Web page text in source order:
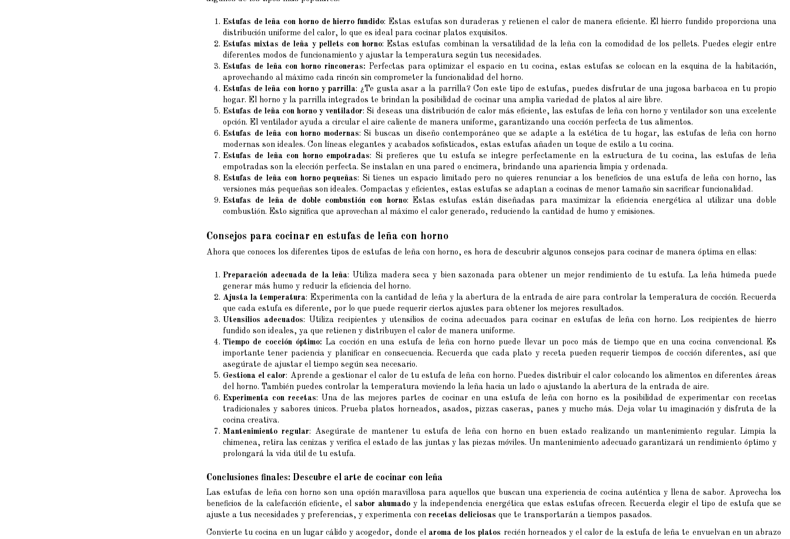
Estufas de leña con horno de hierro fundido: Estas estufas son duraderas y retienen el calor de manera eficiente. El hierro fundido proporciona una
distribución uniforme del calor, lo que es ideal para cocinar platos exquisitos.
Estufas mixtas de leña y pellets con horno: Estas estufas combinan la versatilidad de la leña con la comodidad de los pellets. Puedes elegir entre
diferentes modos de funcionamiento y ajustar la temperatura según tus necesidades.
Estufas de leña con horno rinconeras: Perfectas para optimizar el espacio en tu cocina, estas estufas se colocan en la esquina de la habitación,
aprovechando al máximo cada rincón sin comprometer la funcionalidad del horno.
Estufas de leña con horno y parrilla: ¿Te gusta asar a la parrilla? Con este tipo de estufas, puedes disfrutar de una jugosa barbacoa en tu propio
hogar. El horno y la parrilla integrados te brindan la posibilidad de cocinar una amplia variedad de platos al aire libre.
Estufas de leña con horno y ventilador: Si deseas una distribución de calor más eficiente, las estufas de leña con horno y ventilador son una excelente
opción. El ventilador ayuda a circular el aire caliente de manera uniforme, garantizando una cocción perfecta de tus alimentos.
Estufas de leña con horno modernas: Si buscas un diseño contemporáneo que se adapte a la estética de tu hogar, las estufas de leña con horno
modernas son ideales. Con líneas elegantes y acabados sofisticados, estas estufas añaden un toque de estilo a tu cocina.
Estufas de leña con horno empotradas: Si prefieres que tu estufa se integre perfectamente en la estructura de tu cocina, las estufas de leña
empotradas son la elección perfecta. Se instalan en una pared o encimera, brindando una apariencia limpia y ordenada.
Estufas de leña con horno pequeñas: Si tienes un espacio limitado pero no quieres renunciar a los beneficios de una estufa de leña con horno, las
versiones más pequeñas son ideales. Compactas y eficientes, estas estufas se adaptan a cocinas de menor tamaño sin sacrificar funcionalidad.
Estufas de leña de doble combustión con horno: Estas estufas están diseñadas para maximizar la eficiencia energética al utilizar una doble
combustión. Esto significa que aprovechan al máximo el calor generado, reduciendo la cantidad de humo y emisiones.
Consejos para cocinar en estufas de leña con horno
Ahora que conoces los diferentes tipos de estufas de leña con horno, es hora de descubrir algunos consejos para cocinar de manera óptima en ellas:
Preparación adecuada de la leña: Utiliza madera seca y bien sazonada para obtener un mejor rendimiento de tu estufa. La leña húmeda puede
generar más humo y reducir la eficiencia del horno.
Ajusta la temperatura: Experimenta con la cantidad de leña y la abertura de la entrada de aire para controlar la temperatura de cocción. Recuerda
que cada estufa es diferente, por lo que puede requerir ciertos ajustes para obtener los mejores resultados.
Utensilios adecuados: Utiliza recipientes y utensilios de cocina adecuados para cocinar en estufas de leña con horno. Los recipientes de hierro
fundido son ideales, ya que retienen y distribuyen el calor de manera uniforme.
Tiempo de cocción óptimo: La cocción en una estufa de leña con horno puede llevar un poco más de tiempo que en una cocina convencional. Es
importante tener paciencia y planificar en consecuencia. Recuerda que cada plato y receta pueden requerir tiempos de cocción diferentes, así que
asegúrate de ajustar el tiempo según sea necesario.
Gestiona el calor: Aprende a gestionar el calor de tu estufa de leña con horno. Puedes distribuir el calor colocando los alimentos en diferentes áreas
del horno. También puedes controlar la temperatura moviendo la leña hacia un lado o ajustando la abertura de la entrada de aire.
Experimenta con recetas: Una de las mejores partes de cocinar en una estufa de leña con horno es la posibilidad de experimentar con recetas
tradicionales y sabores únicos. Prueba platos horneados, asados, pizzas caseras, panes y mucho más. Deja volar tu imaginación y disfruta de la
cocina creativa.
Mantenimiento regular: Asegúrate de mantener tu estufa de leña con horno en buen estado realizando un mantenimiento regular. Limpia la
chimenea, retira las cenizas y verifica el estado de las juntas y las piezas móviles. Un mantenimiento adecuado garantizará un rendimiento óptimo y
prolongará la vida útil de tu estufa.
Conclusiones finales: Descubre el arte de cocinar con leña
Las estufas de leña con horno son una opción maravillosa para aquellos que buscan una experiencia de cocina auténtica y llena de sabor. Aprovecha los
beneficios de la calefacción eficiente, el sabor ahumado y la independencia energética que estas estufas ofrecen. Recuerda elegir el tipo de estufa que se
ajuste a tus necesidades y preferencias, y experimenta con recetas deliciosas que te transportarán a tiempos pasados.
Convierte tu cocina en un lugar cálido y acogedor, donde el aroma de los platos recién horneados y el calor de la estufa de leña te envuelvan en un abrazo